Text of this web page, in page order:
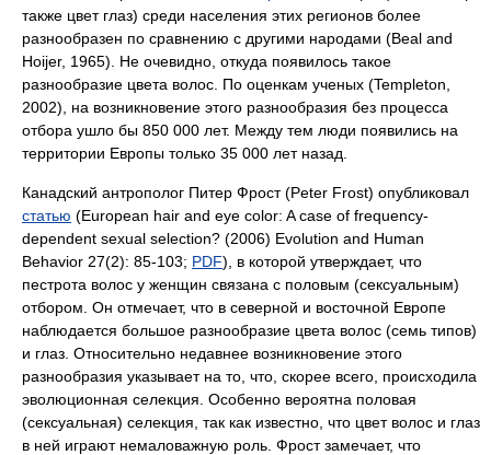
также цвет глаз) среди населения этих регионов более
разнообразен по сравнению с другими народами (Beal and
Hoijer, 1965). Не очевидно, откуда появилось такое
разнообразие цвета волос. По оценкам ученых (Templeton,
2002), на возникновение этого разнообразия без процесса
отбора ушло бы 850 000 лет. Между тем люди появились на
территории Европы только 35 000 лет назад.
Канадский антрополог Питер Фрост (Peter Frost) опубликовал
статью (European hair and eye color: A case of frequency-
dependent sexual selection? (2006) Evolution and Human
Behavior 27(2): 85-103; PDF), в которой утверждает, что
пестрота волос у женщин связана с половым (сексуальным)
отбором. Он отмечает, что в северной и восточной Европе
наблюдается большое разнообразие цвета волос (семь типов)
и глаз. Относительно недавнее возникновение этого
разнообразия указывает на то, что, скорее всего, происходила
эволюционная селекция. Особенно вероятна половая
(сексуальная) селекция, так как известно, что цвет волос и глаз
в ней играют немаловажную роль. Фрост замечает, что